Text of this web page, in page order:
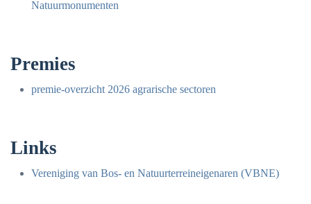
Natuurmonumenten
Premies
premie-overzicht 2026 agrarische sectoren
Links
Vereniging van Bos- en Natuurterreineigenaren (VBNE)